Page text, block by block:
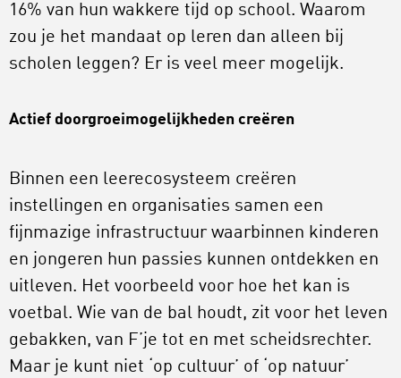
16% van hun wakkere tijd op school. Waarom
zou je het mandaat op leren dan alleen bij
scholen leggen? Er is veel meer mogelijk.
Actief doorgroeimogelijkheden creëren
Binnen een leerecosysteem creëren
instellingen en organisaties samen een
fijnmazige infrastructuur waarbinnen kinderen
en jongeren hun passies kunnen ontdekken en
uitleven. Het voorbeeld voor hoe het kan is
voetbal. Wie van de bal houdt, zit voor het leven
gebakken, van F’je tot en met scheidsrechter.
Maar je kunt niet ‘op cultuur’ of ‘op natuur’